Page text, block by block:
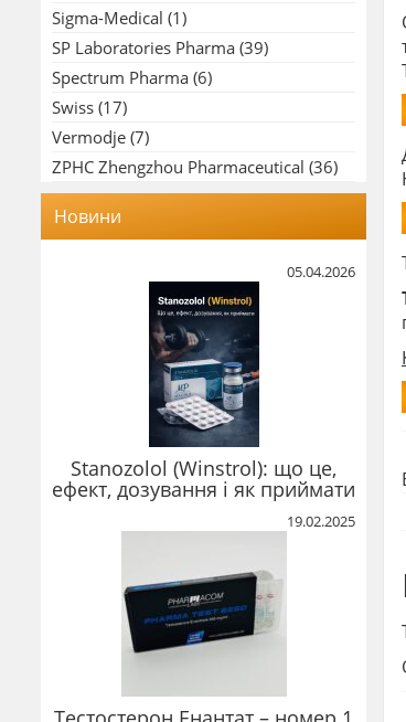
Sigma-Medical (1)
SP Laboratories Pharma (39)
Spectrum Pharma (6)
Swiss (17)
Vermodje (7)
ZPHC Zhengzhou Pharmaceutical (36)
Новини
05.04.2026
Stanozolol (Winstrol): що це,
ефект, дозування і як приймати
19.02.2025